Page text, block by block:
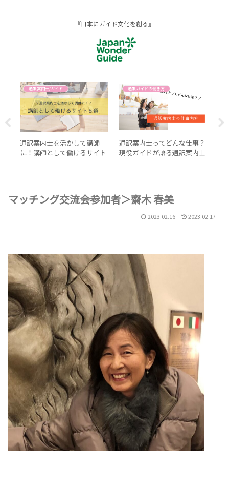
『日本にガイド文化を創る』
通訳案内士/ガイド
通訳案内士を活かして講師
に！講師として働けるサイト
通訳ガイドの働き方
通訳案内士ってどんな仕事？
現役ガイドが語る通訳案内士
マッチング交流会参加者＞齋木 春美
2023.02.16 2023.02.17